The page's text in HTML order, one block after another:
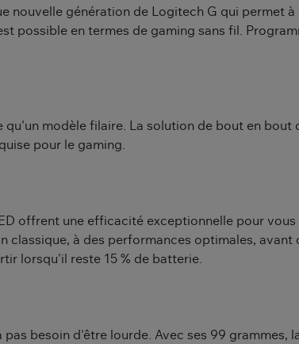
nouvelle génération de Logitech G qui permet
possible en termes de gaming sans fil.
qu'un modèle filaire. La solution de bout en
pour le gaming.
offrent une efficacité exceptionnelle pour
classique, à des performances optimales,
lorsqu'il reste 15 % de batterie.
besoin d'être lourde. Avec ses 99